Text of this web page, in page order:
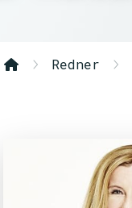
Redner